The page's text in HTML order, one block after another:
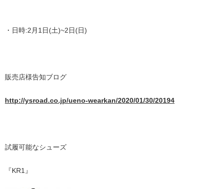
・日時:2月1日(土)~2日(日)
販売店様告知ブログ
http://ysroad.co.jp/ueno-wearkan/2020/01/30/20194
試履可能なシューズ
『KR1』